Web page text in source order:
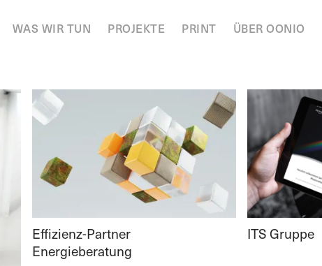
WAS WIR TUN PROJEKTE PRINT ÜBER OONIO
Effizienz-Partner
Energieberatung
ITS Gruppe